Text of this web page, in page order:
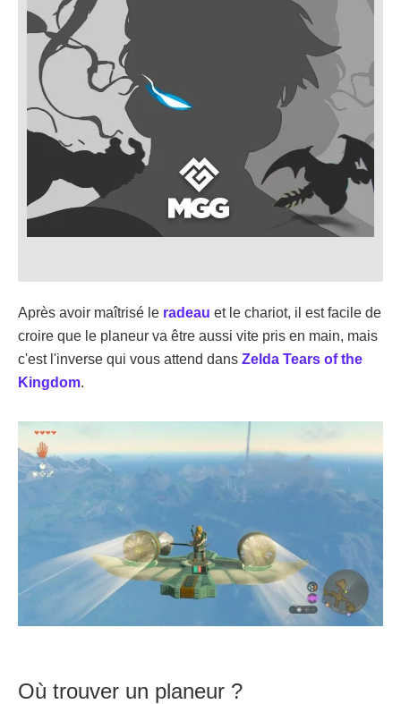
Après avoir maîtrisé le radeau et le chariot, il est facile de
croire que le planeur va être aussi vite pris en main, mais
c'est l'inverse qui vous attend dans Zelda Tears of the
Kingdom.
Où trouver un planeur ?